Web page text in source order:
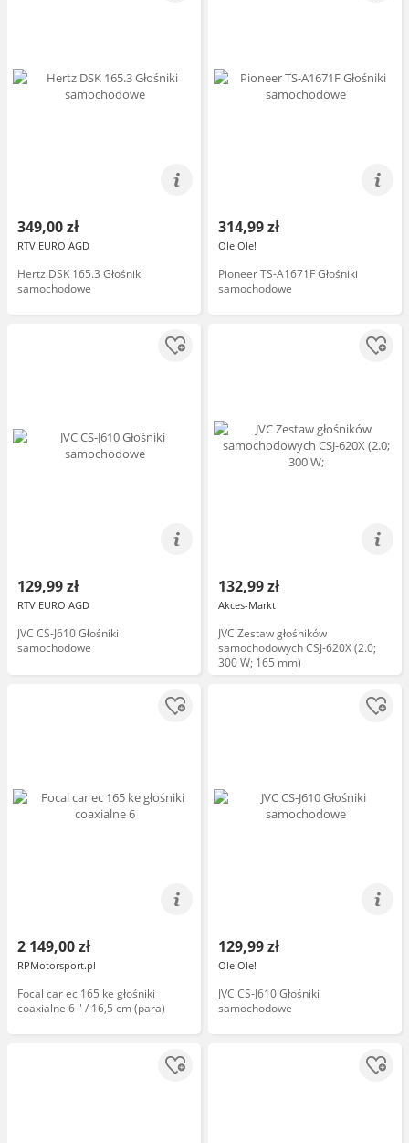
349,00 zł
RTV EURO AGD
Hertz DSK 165.3 Głośniki
samochodowe
314,99 zł
Ole Ole!
Pioneer TS-A1671F Głośniki
samochodowe
129,99 zł
RTV EURO AGD
JVC CS-J610 Głośniki
samochodowe
132,99 zł
Akces-Markt
JVC Zestaw głośników
samochodowych CSJ-620X (2.0;
300 W; 165 mm)
2 149,00 zł
RPMotorsport.pl
Focal car ec 165 ke głośniki
coaxialne 6 " / 16,5 cm (para)
129,99 zł
Ole Ole!
JVC CS-J610 Głośniki
samochodowe